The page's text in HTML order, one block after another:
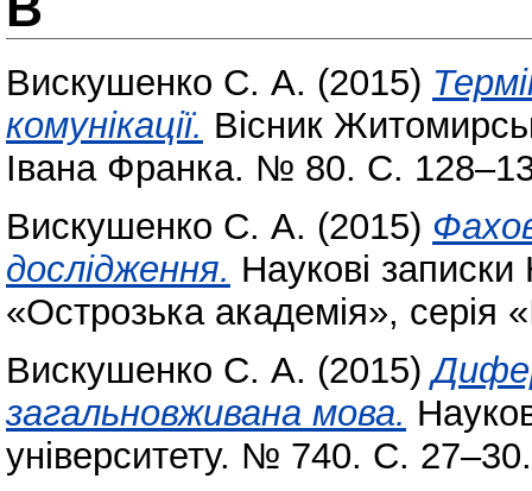
Вискушенко С. А. (2015)
комунікації. Вісник
Івана Франка. № 80. С.
Вискушенко С. А. (2015)
дослідження. Наукові записки
«Острозька академія», серія
Вискушенко С. А. (2015)
загальновживана мова.
університету. № 740. С.